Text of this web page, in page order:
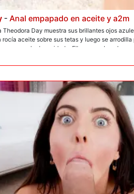
- Anal empapado en aceite y a2m
Theodora Day muestra sus brillantes ojos
rocía aceite sobre sus tetas y luego se
mamada descuidada. Ella mueve la cabeza
Zac, calvo y afeitado, la levanta y mete
aceite en las nalgas de Teodora; Ella abre las
mientras Zac dispara aceite directamente en
sus dedos alrededor de la vara carnosa
del culo a la boca. La intensa sodomía
con un cremoso facial de semen. ¡Ella